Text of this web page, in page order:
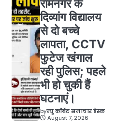
रामनगर के
दिव्यांग विद्यालय
से दो बच्चे
लापता, CCTV
फुटेज खंगाल
रही पुलिस; पहले
भी हो चुकी हैं
घटनाएं।
byन्यू कॉर्बेट समाचार डेस्क
August 7, 2026